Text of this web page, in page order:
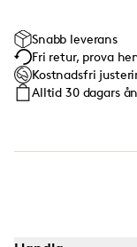
Snabb leverans
Fri retur, prova
Kostnadsfri
Alltid 30 dagars